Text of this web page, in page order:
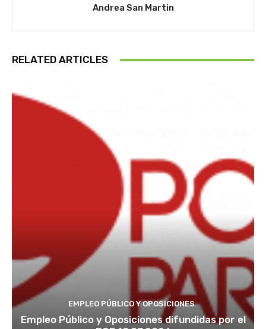
Andrea San Martin
RELATED ARTICLES
EMPLEO PÚBLICO Y OPOSICIONES
Empleo Público y Oposiciones difundidas por el